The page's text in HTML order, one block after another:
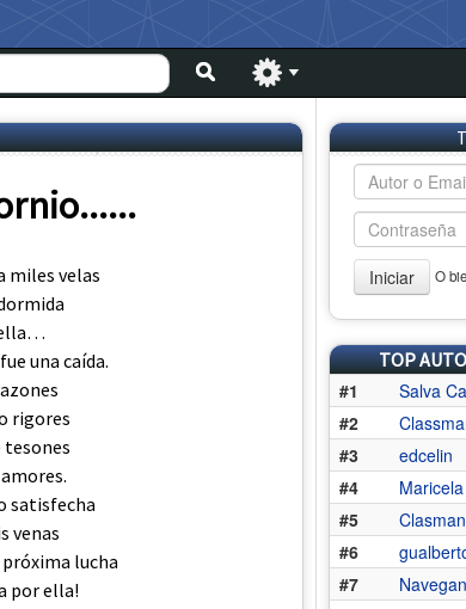
miles velas
ella…
una caída.
rigores
tesones
satisfecha
venas
próxima lucha
por ella!
Iniciar O
TOP
#1
Salva
#2
#3
edcelin
#4
#5
Clasman
#6
#7